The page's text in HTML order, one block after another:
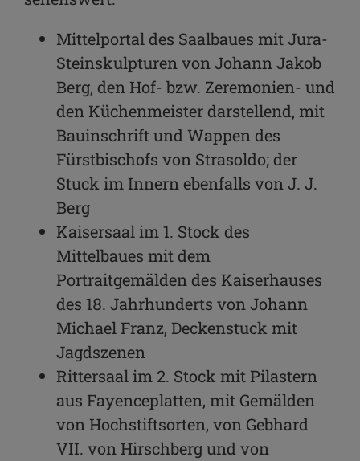
Link kopieren
E-Mail
Mittelportal des Saalbaues mit Jura-
Steinskulpturen von Johann Jakob
Berg, den Hof- bzw. Zeremonien- und
den Küchenmeister darstellend, mit
Bauinschrift und Wappen des
Fürstbischofs von Strasoldo; der
Stuck im Innern ebenfalls von J. J.
Berg
Kaisersaal im 1. Stock des
Mittelbaues mit dem
Portraitgemälden des Kaiserhauses
des 18. Jahrhunderts von Johann
Michael Franz, Deckenstuck mit
Jagdszenen
Rittersaal im 2. Stock mit Pilastern
aus Fayenceplatten, mit Gemälden
von Hochstiftsorten, von Gebhard
VII. von Hirschberg und von